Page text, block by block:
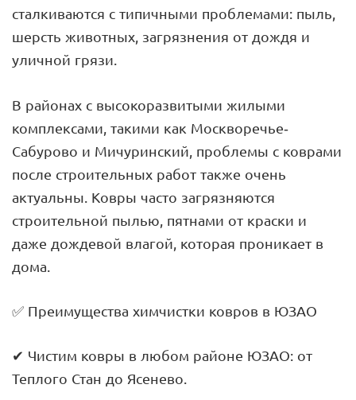
сталкиваются с типичными проблемами: пыль,
шерсть животных, загрязнения от дождя и
уличной грязи.
В районах с высокоразвитыми жилыми
комплексами, такими как Москворечье-
Сабурово и Мичуринский, проблемы с коврами
после строительных работ также очень
актуальны. Ковры часто загрязняются
строительной пылью, пятнами от краски и
даже дождевой влагой, которая проникает в
дома.
✅ Преимущества химчистки ковров в ЮЗАО
✔ Чистим ковры в любом районе ЮЗАО: от
Теплого Стан до Ясенево.